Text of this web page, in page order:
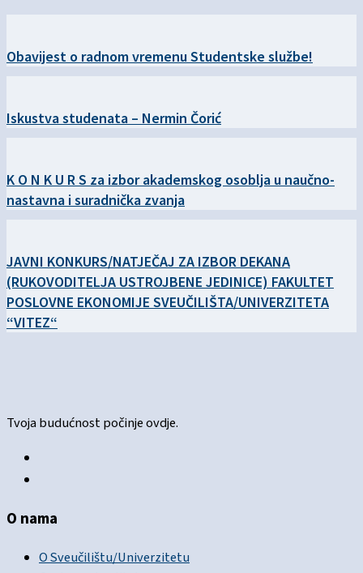
Obavijest o radnom vremenu Studentske službe!
Iskustva studenata – Nermin Čorić
K O N K U R S za izbor akademskog osoblja u naučno-
nastavna i suradnička zvanja
JAVNI KONKURS/NATJEČAJ ZA IZBOR DEKANA
(RUKOVODITELJA USTROJBENE JEDINICE) FAKULTET
POSLOVNE EKONOMIJE SVEUČILIŠTA/UNIVERZITETA
“VITEZ“
Tvoja budućnost počinje ovdje.
O nama
O Sveučilištu/Univerzitetu